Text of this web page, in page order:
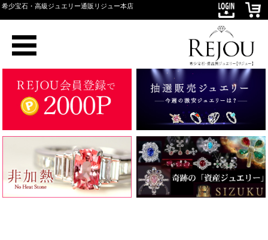
希少宝石・高級ジュエリー通販リジュー本店